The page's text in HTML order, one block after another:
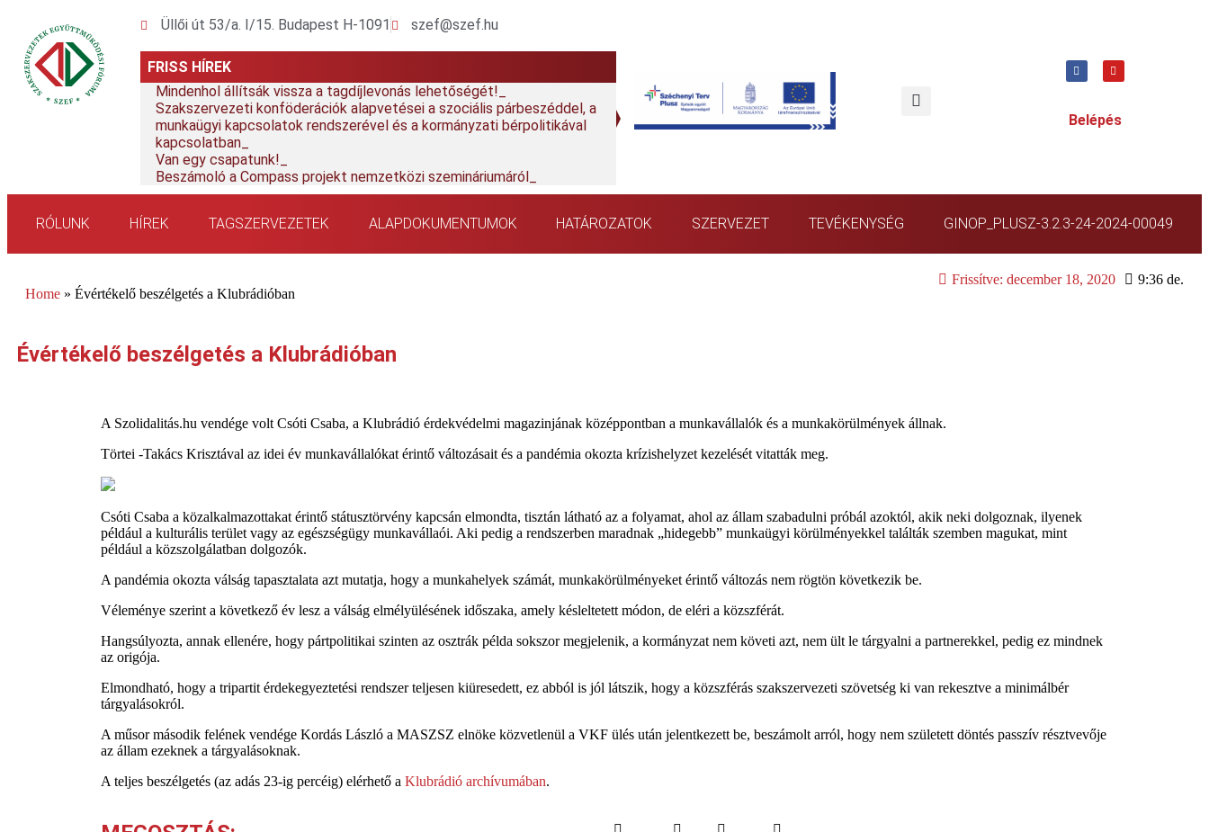
Üllői út 53/a. I/15. Budapest H-1091 szef@szef.hu
FRISS HÍREK
Mindenhol állítsák vissza a tagdíjlevonás lehetőségét!
Szakszervezeti konföderációk alapvetései a szociális párbeszéddel, a
munkaügyi kapcsolatok rendszerével és a kormányzati bérpolitikával
kapcsolatban
Van egy csapatunk!
Beszámoló a Compass projekt nemzetközi szemináriumáról
Belépés
RÓLUNK HÍREK TAGSZERVEZETEK ALAPDOKUMENTUMOK HATÁROZATOK SZERVEZET TEVÉKENYSÉG GINOP_PLUSZ-3.2.3-24-2024-00049
Home » Évértékelő beszélgetés a Klubrádióban
Frissítve: december 18, 2020 9:36 de.
Évértékelő beszélgetés a Klubrádióban
A Szolidalitás.hu vendége volt Csóti Csaba, a Klubrádió érdekvédelmi magazinjának középpontban a munkavállalók és a munkakörülmények állnak.
Törtei -Takács Krisztával az idei év munkavállalókat érintő változásait és a pandémia okozta krízishelyzet kezelését vitatták meg.
Csóti Csaba a közalkalmazottakat érintő státusztörvény kapcsán elmondta, tisztán látható az a folyamat, ahol az állam szabadulni próbál azoktól, akik neki dolgoznak, ilyenek
például a kulturális terület vagy az egészségügy munkavállaói. Aki pedig a rendszerben maradnak „hidegebb” munkaügyi körülményekkel találták szemben magukat, mint
például a közszolgálatban dolgozók.
A pandémia okozta válság tapasztalata azt mutatja, hogy a munkahelyek számát, munkakörülményeket érintő változás nem rögtön következik be.
Véleménye szerint a következő év lesz a válság elmélyülésének időszaka, amely késleltetett módon, de eléri a közszférát.
Hangsúlyozta, annak ellenére, hogy pártpolitikai szinten az osztrák példa sokszor megjelenik, a kormányzat nem követi azt, nem ült le tárgyalni a partnerekkel, pedig ez mindnek
az origója.
Elmondható, hogy a tripartit érdekegyeztetési rendszer teljesen kiüresedett, ez abból is jól látszik, hogy a közszférás szakszervezeti szövetség ki van rekesztve a minimálbér
tárgyalásokról.
A műsor második felének vendége Kordás László a MASZSZ elnöke közvetlenül a VKF ülés után jelentkezett be, beszámolt arról, hogy nem született döntés passzív résztvevője
az állam ezeknek a tárgyalásoknak.
A teljes beszélgetés (az adás 23-ig percéig) elérhető a Klubrádió archívumában.